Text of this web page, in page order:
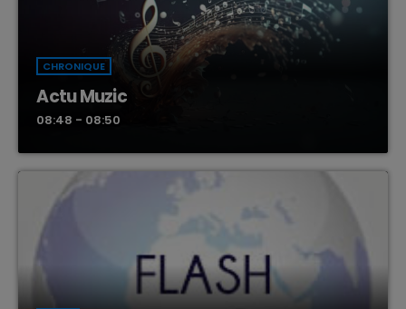
CHRONIQUE
Actu Muzic
08:48 - 08:50